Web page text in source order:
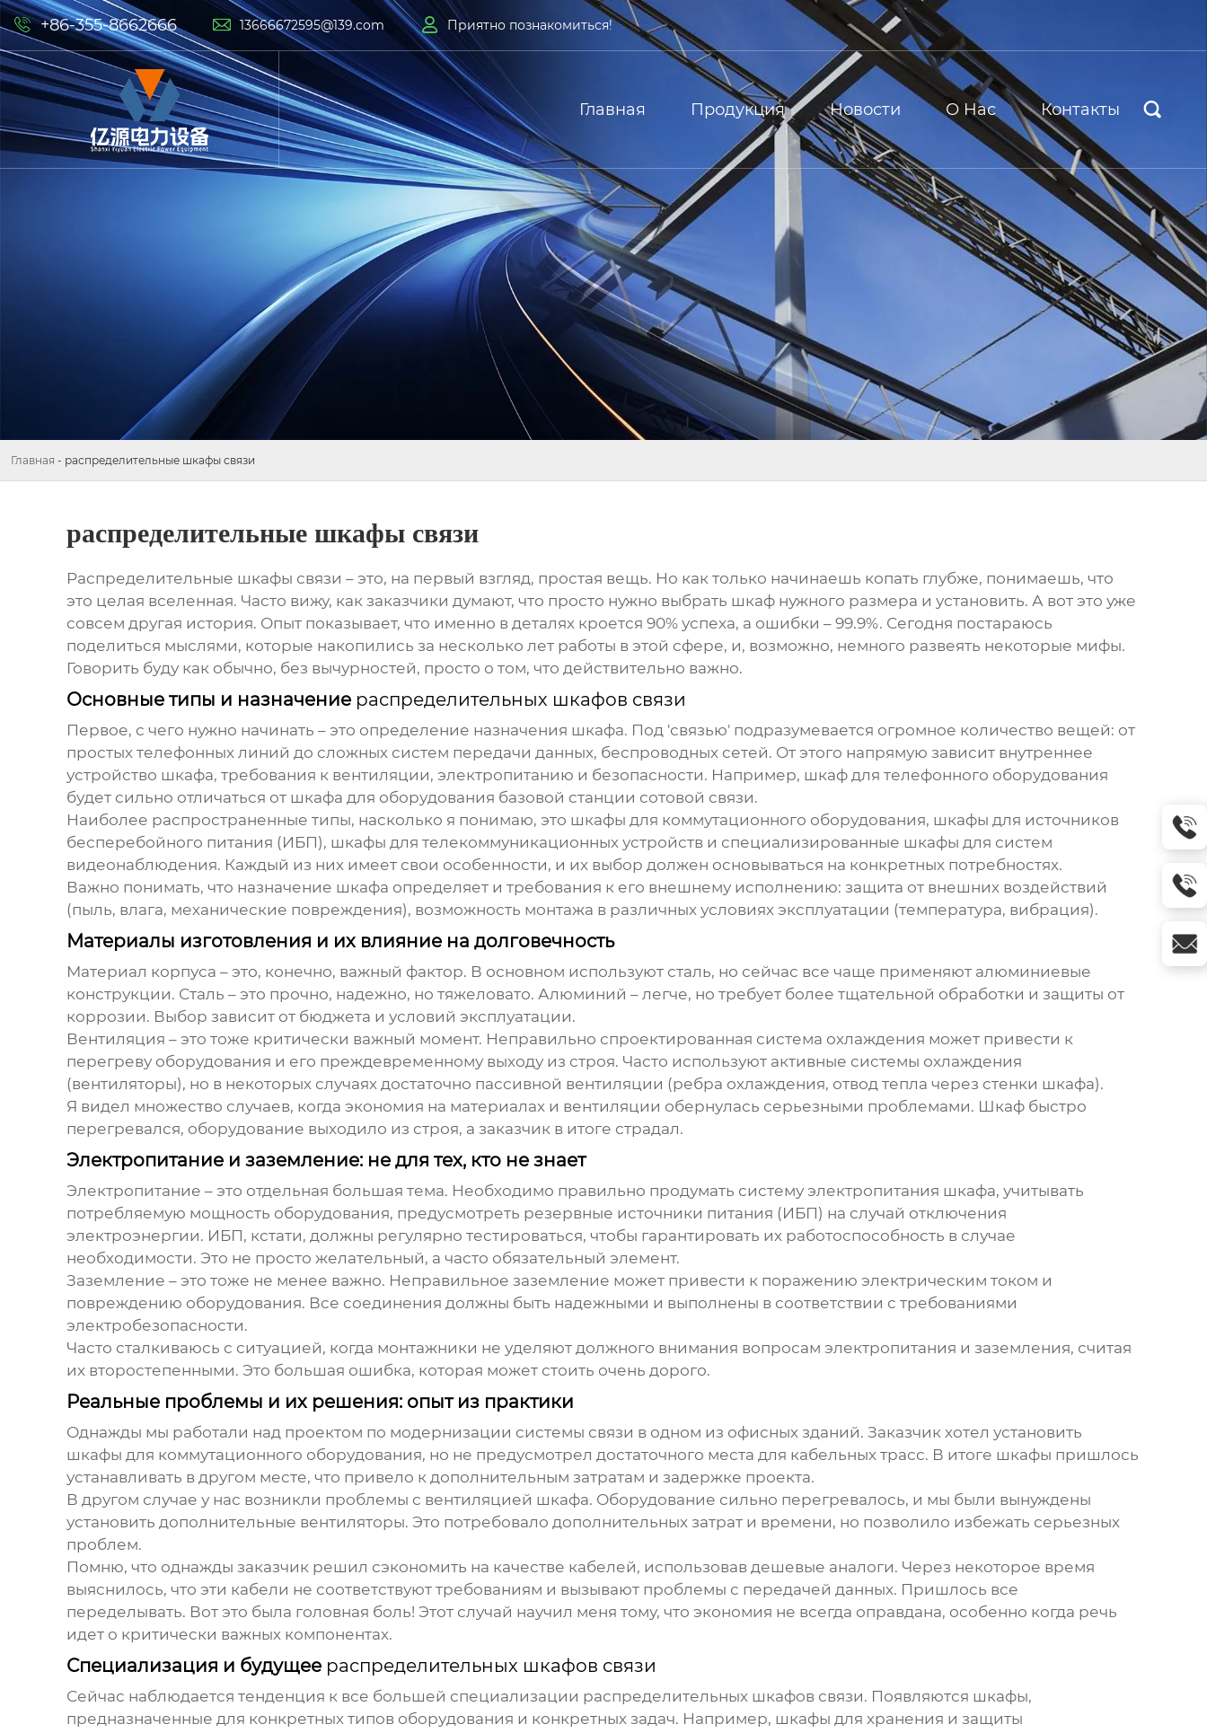
 +86-355-8662666  13666672595@139.com  Приятно познакомиться!
Главная Продукция Новости О Hас Контакты 
Главная - распределительные шкафы связи
распределительные шкафы связи
Распределительные шкафы связи – это, на первый взгляд, простая вещь. Но как только начинаешь копать глубже, понимаешь, что
это целая вселенная. Часто вижу, как заказчики думают, что просто нужно выбрать шкаф нужного размера и установить. А вот это уже
совсем другая история. Опыт показывает, что именно в деталях кроется 90% успеха, а ошибки – 99.9%. Сегодня постараюсь
поделиться мыслями, которые накопились за несколько лет работы в этой сфере, и, возможно, немного развеять некоторые мифы.
Говорить буду как обычно, без вычурностей, просто о том, что действительно важно.
Основные типы и назначение распределительных шкафов связи
Первое, с чего нужно начинать – это определение назначения шкафа. Под 'связью' подразумевается огромное количество вещей: от
простых телефонных линий до сложных систем передачи данных, беспроводных сетей. От этого напрямую зависит внутреннее
устройство шкафа, требования к вентиляции, электропитанию и безопасности. Например, шкаф для телефонного оборудования
будет сильно отличаться от шкафа для оборудования базовой станции сотовой связи.
Наиболее распространенные типы, насколько я понимаю, это шкафы для коммутационного оборудования, шкафы для источников
бесперебойного питания (ИБП), шкафы для телекоммуникационных устройств и специализированные шкафы для систем
видеонаблюдения. Каждый из них имеет свои особенности, и их выбор должен основываться на конкретных потребностях.
Важно понимать, что назначение шкафа определяет и требования к его внешнему исполнению: защита от внешних воздействий
(пыль, влага, механические повреждения), возможность монтажа в различных условиях эксплуатации (температура, вибрация).
Материалы изготовления и их влияние на долговечность
Материал корпуса – это, конечно, важный фактор. В основном используют сталь, но сейчас все чаще применяют алюминиевые
конструкции. Сталь – это прочно, надежно, но тяжеловато. Алюминий – легче, но требует более тщательной обработки и защиты от
коррозии. Выбор зависит от бюджета и условий эксплуатации.
Вентиляция – это тоже критически важный момент. Неправильно спроектированная система охлаждения может привести к
перегреву оборудования и его преждевременному выходу из строя. Часто используют активные системы охлаждения
(вентиляторы), но в некоторых случаях достаточно пассивной вентиляции (ребра охлаждения, отвод тепла через стенки шкафа).
Я видел множество случаев, когда экономия на материалах и вентиляции обернулась серьезными проблемами. Шкаф быстро
перегревался, оборудование выходило из строя, а заказчик в итоге страдал.
Электропитание и заземление: не для тех, кто не знает
Электропитание – это отдельная большая тема. Необходимо правильно продумать систему электропитания шкафа, учитывать
потребляемую мощность оборудования, предусмотреть резервные источники питания (ИБП) на случай отключения
электроэнергии. ИБП, кстати, должны регулярно тестироваться, чтобы гарантировать их работоспособность в случае
необходимости. Это не просто желательный, а часто обязательный элемент.
Заземление – это тоже не менее важно. Неправильное заземление может привести к поражению электрическим током и
повреждению оборудования. Все соединения должны быть надежными и выполнены в соответствии с требованиями
электробезопасности.
Часто сталкиваюсь с ситуацией, когда монтажники не уделяют должного внимания вопросам электропитания и заземления, считая
их второстепенными. Это большая ошибка, которая может стоить очень дорого.
Реальные проблемы и их решения: опыт из практики
Однажды мы работали над проектом по модернизации системы связи в одном из офисных зданий. Заказчик хотел установить
шкафы для коммутационного оборудования, но не предусмотрел достаточного места для кабельных трасс. В итоге шкафы пришлось
устанавливать в другом месте, что привело к дополнительным затратам и задержке проекта.
В другом случае у нас возникли проблемы с вентиляцией шкафа. Оборудование сильно перегревалось, и мы были вынуждены
установить дополнительные вентиляторы. Это потребовало дополнительных затрат и времени, но позволило избежать серьезных
проблем.
Помню, что однажды заказчик решил сэкономить на качестве кабелей, использовав дешевые аналоги. Через некоторое время
выяснилось, что эти кабели не соответствуют требованиям и вызывают проблемы с передачей данных. Пришлось все
переделывать. Вот это была головная боль! Этот случай научил меня тому, что экономия не всегда оправдана, особенно когда речь
идет о критически важных компонентах.
Специализация и будущее распределительных шкафов связи
Сейчас наблюдается тенденция к все большей специализации распределительных шкафов связи. Появляются шкафы,
предназначенные для конкретных типов оборудования и конкретных задач. Например, шкафы для хранения и защиты